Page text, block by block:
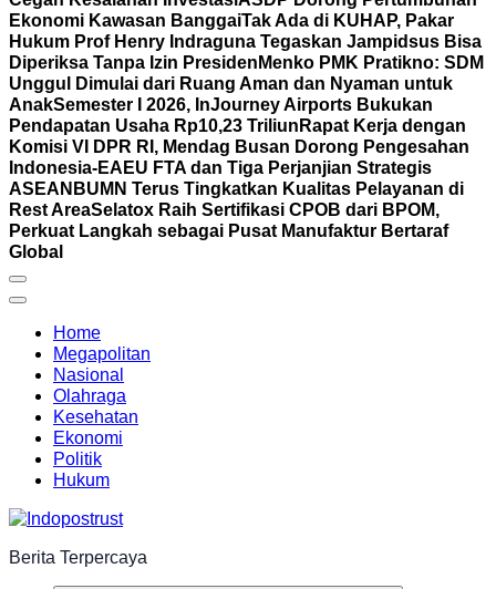
Ekonomi Kawasan BanggaiTak Ada di KUHAP, Pakar
Hukum Prof Henry Indraguna Tegaskan Jampidsus Bisa
Diperiksa Tanpa Izin Presiden Menko PMK Pratikno: SDM
Unggul Dimulai dari Ruang Aman dan Nyaman untuk
AnakSemester I 2026, InJourney Airports Bukukan
Pendapatan Usaha Rp10,23 Triliun Rapat Kerja dengan
Komisi VI DPR RI, Mendag Busan Dorong Pengesahan
Indonesia-EAEU FTA dan Tiga Perjanjian Strategis
ASEAN BUMN Terus Tingkatkan Kualitas Pelayanan di
Rest AreaSelatox Raih Sertifikasi CPOB dari BPOM,
Perkuat Langkah sebagai Pusat Manufaktur Bertaraf
Global
Home
Megapolitan
Nasional
Olahraga
Kesehatan
Ekonomi
Politik
Hukum
Berita Terpercaya